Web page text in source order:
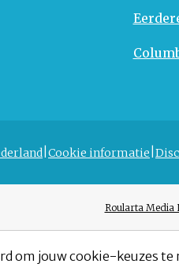
Cookie informatie
Roularta
om jouw cookie-keuzes te